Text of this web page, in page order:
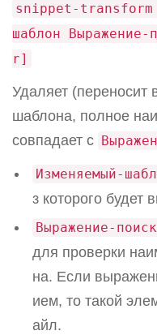
snippet-transform
шаблон
r]
Удаляет
шаблона, полное
совпадает с
Изменяемый-
з которого будет
Выражение-
для проверки
на. Если
ием, то такой
айл.